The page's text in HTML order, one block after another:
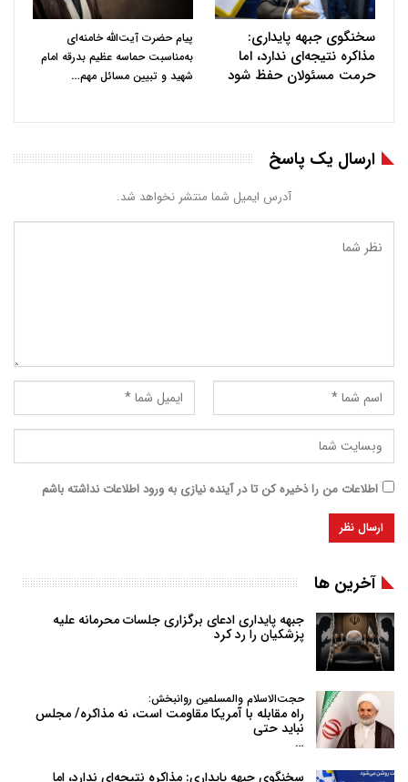
سخنگوی جبهه پایداری:
مذاکره نتیجه‌ای ندارد، اما
حرمت مسئولان حفظ شود
پیام حضرت آیت‌الله خامنه‌ای
به‌مناسبت حماسه عظیم بدرقه امام
شهید و تبیین مسائل مهم…
ارسال یک پاسخ
آدرس ایمیل شما منتشر نخواهد شد.
اطلاعات من را ذخیره کن تا در آینده نیازی به ورود اطلاعات نداشته باشم
آخرین ها
جبهه پایداری ادعای برگزاری جلسات محرمانه علیه
پزشکیان را رد کرد
حجت‌الاسلام والمسلمین روانبخش:
راه مقابله با آمریکا مقاومت است، نه مذاکره/ مجلس
نباید حتی
…
سخنگوی جبهه پایداری: مذاکره نتیجه‌ای ندارد، اما